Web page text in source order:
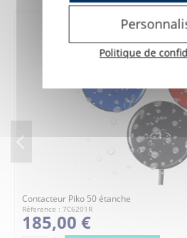
Contacteur Piko 50 étanche
Réference : 7C6201R
185,00 €
Politique de